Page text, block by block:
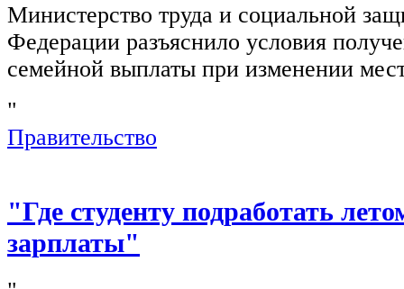
Министерство труда и социальной
Федерации разъяснило условия
семейной выплаты при изменении
"
Правительство
"Где студенту подработать
зарплаты"